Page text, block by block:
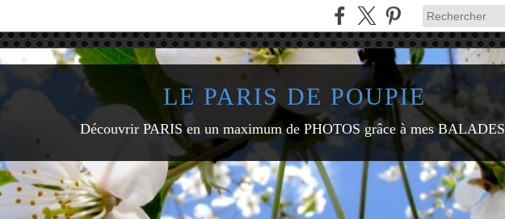
LE PARIS DE POUPIE
Découvrir PARIS en un maximum de PHOTOS grâce à mes